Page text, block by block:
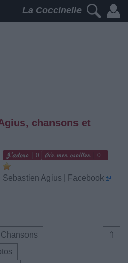
La Coccinelle
chansons et
0 0
Sebastien Agius | Facebook
⇑